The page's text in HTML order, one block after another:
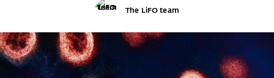
The LiFO team